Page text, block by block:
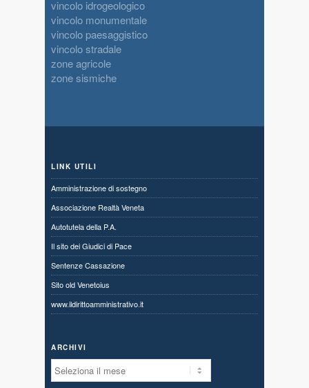
vincolo idrogeologico
vincolo monumentale
vincolo paesaggistico
vincolo stradale
zone agricole
zone sismiche
LINK UTILI
Amministrazione di sostegno
Associazione Realtà Veneta
Autotutela della P.A.
Il sito dei Giudici di Pace
Sentenze Cassazione
Sito old Venetoius
www.ildirittoamministrativo.it
ARCHIVI
Archivi